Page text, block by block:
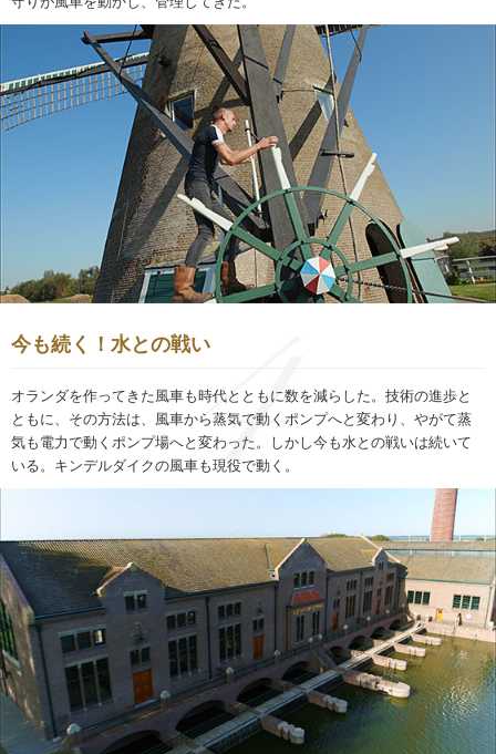
今も続く！水との戦い
オランダを作ってきた風車も時代とともに数を減らした。技術の進歩と
ともに、その方法は、風車から蒸気で動くポンプへと変わり、やがて蒸
気も電力で動くポンプ場へと変わった。しかし今も水との戦いは続いて
いる。キンデルダイクの風車も現役で動く。